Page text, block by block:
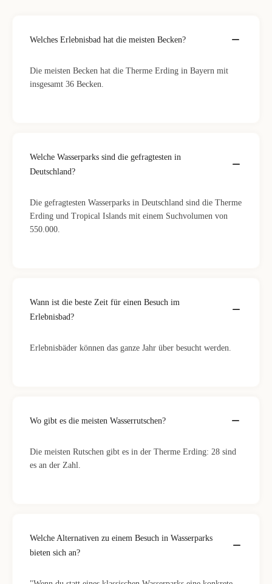
Welches Erlebnisbad hat die meisten Becken?
Die meisten Becken hat die Therme Erding in Bayern mit
insgesamt 36 Becken.
Welche Wasserparks sind die gefragtesten in
Deutschland?
Die gefragtesten Wasserparks in Deutschland sind die Therme
Erding und Tropical Islands mit einem Suchvolumen von
550.000.
Wann ist die beste Zeit für einen Besuch im
Erlebnisbad?
Erlebnisbäder können das ganze Jahr über besucht werden.
Wo gibt es die meisten Wasserrutschen?
Die meisten Rutschen gibt es in der Therme Erding: 28 sind
es an der Zahl.
Welche Alternativen zu einem Besuch in Wasserparks
bieten sich an?